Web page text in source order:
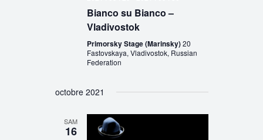
Bianco su Bianco –
Vladivostok
Primorsky Stage (Marinsky)20
Fastovskaya, Vladivostok, Russian
Federation
octobre 2021
SAM
16